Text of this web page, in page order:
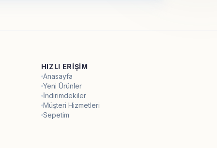
HIZLI ERIŞIM
Anasayfa
Yeni Ürünler
İndirimdekiler
Müşteri Hizmetleri
Sepetim